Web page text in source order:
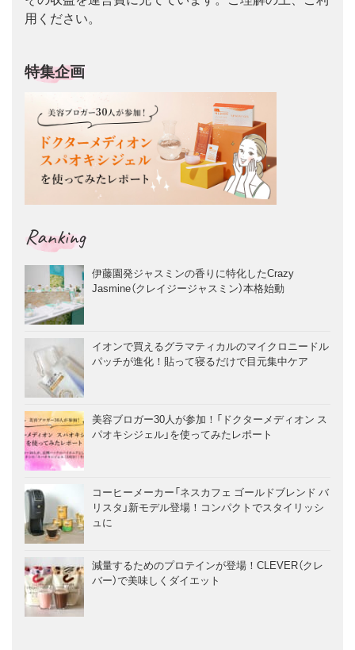
用ください。
特集企画
Ranking
伊藤園発ジャスミンの香りに特化したCrazy
Jasmine（クレイジージャスミン）本格始動
イオンで買えるグラマティカルのマイクロニードル
パッチが進化！貼って寝るだけで目元集中ケア
美容ブロガー30人が参加！「ドクターメディオン ス
パオキシジェル」を使ってみたレポート
コーヒーメーカー「ネスカフェ ゴールドブレンド バ
リスタ」新モデル登場！コンパクトでスタイリッシ
ュに
減量するためのプロテインが登場！CLEVER（クレ
バー）で美味しくダイエット